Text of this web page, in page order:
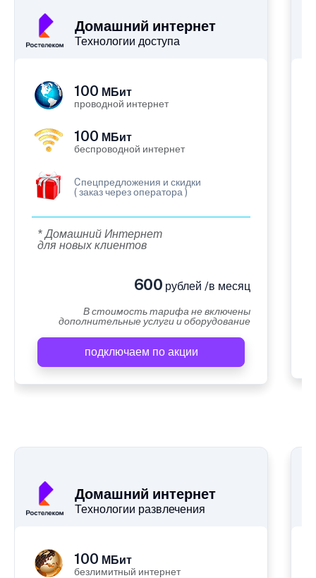
Домашний интернет
Технологии доступа
100 МБит
проводной интернет
100 МБит
беспроводной интернет
Cпецпредложения и скидки
( заказ через оператора )
* Домашний Интернет
для новых клиентов
600 рублей /в месяц
В стоимость тарифа не включены
дополнительные услуги и оборудование
подключаем по акции
Домашний интернет
Технологии развлечения
100 МБит
безлимитный интернет